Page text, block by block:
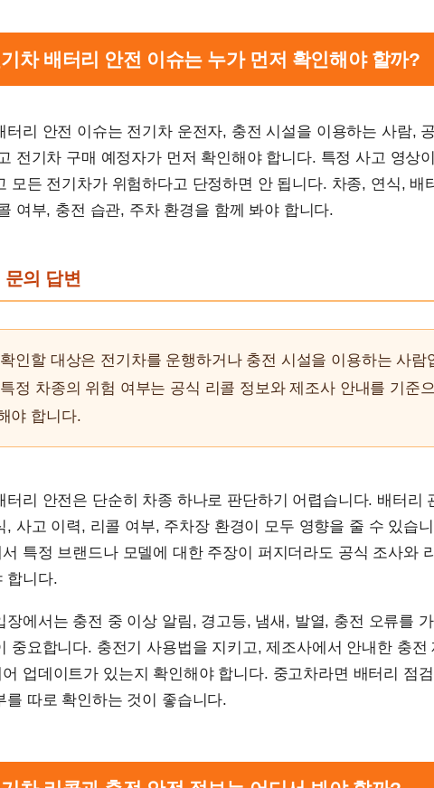
차 배터리 안전 이슈는 누가 먼저 확인해야 할까?
터리 안전 이슈는 전기차 운전자, 충전 시설을 이용하는 사람,
전기차 구매 예정자가 먼저 확인해야 합니다. 특정 사고 영상
모든 전기차가 위험하다고 단정하면 안 됩니다. 차종, 연식, 배
여부, 충전 습관, 주차 환경을 함께 봐야 합니다.
의 답변
인할 대상은 전기차를 운행하거나 충전 시설을 이용하는 사람
정 차종의 위험 여부는 공식 리콜 정보와 제조사 안내를 기준
야 합니다.
터리 안전은 단순히 차종 하나로 판단하기 어렵습니다. 배터리
, 사고 이력, 리콜 여부, 주차장 환경이 모두 영향을 줄 수 있습
특정 브랜드나 모델에 대한 주장이 퍼지더라도 공식 조사와
합니다.
장에서는 충전 중 이상 알림, 경고등, 냄새, 발열, 충전 오류를
중요합니다. 충전기 사용법을 지키고, 제조사에서 안내한 충전
업데이트가 있는지 확인해야 합니다. 중고차라면 배터리 점
를 따로 확인하는 것이 좋습니다.